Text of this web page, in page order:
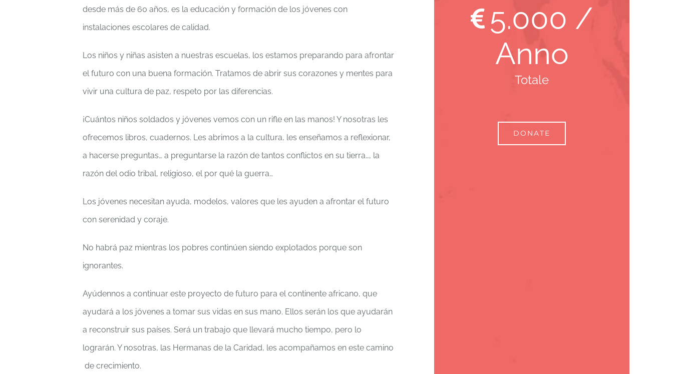
desde más de 60 años, es la educación y formación de los jóvenes con
instalaciones escolares de calidad.
Los niños y niñas asisten a nuestras escuelas, los estamos preparando para afrontar
el futuro con una buena formación. Tratamos de abrir sus corazones y mentes para
vivir una cultura de paz, respeto por las diferencias.
¡Cuántos niños soldados y jóvenes vemos con un rifle en las manos! Y nosotras les
ofrecemos libros, cuadernos. Les abrimos a la cultura, les enseñamos a reflexionar,
a hacerse preguntas… a preguntarse la razón de tantos conflictos en su tierra…, la
razón del odio tribal, religioso, el por qué la guerra…
Los jóvenes necesitan ayuda, modelos, valores que les ayuden a afrontar el futuro
con serenidad y coraje.
No habrá paz mientras los pobres continúen siendo explotados porque son
ignorantes.
Ayúdennos a continuar este proyecto de futuro para el continente africano, que
ayudará a los jóvenes a tomar sus vidas en sus mano. Ellos serán los que ayudarán
a reconstruir sus países. Será un trabajo que llevará mucho tiempo, pero lo
lograrán. Y nosotras, las Hermanas de la Caridad, les acompañamos en este camino
de crecimiento.
5.000 /
Anno
Totale
DONATE